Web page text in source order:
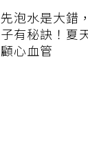
先泡水是大錯
子有秘訣！夏
顧心血管